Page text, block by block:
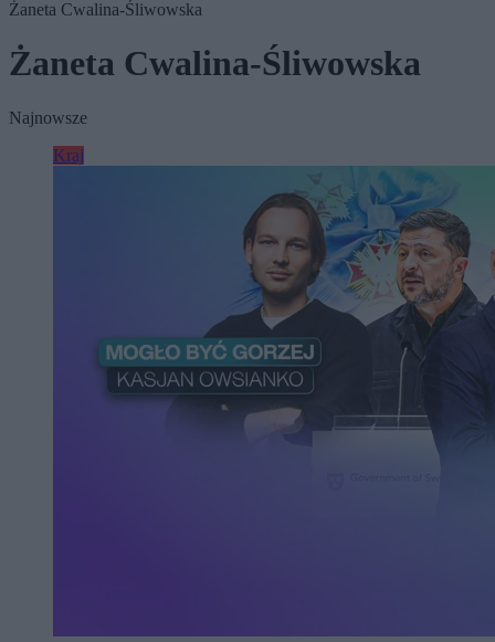
Żaneta Cwalina-Śliwowska
Żaneta Cwalina-Śliwowska
Najnowsze
Kraj